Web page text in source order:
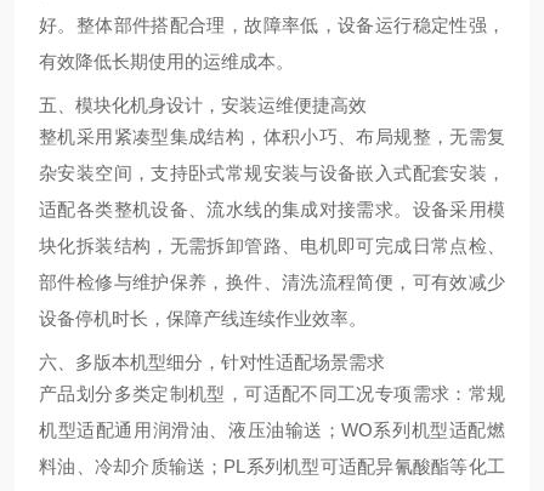
好。整体部件搭配合理，故障率低，设备运行稳定性强，
有效降低长期使用的运维成本。
五、模块化机身设计，安装运维便捷高效
整机采用紧凑型集成结构，体积小巧、布局规整，无需复
杂安装空间，支持卧式常规安装与设备嵌入式配套安装，
适配各类整机设备、流水线的集成对接需求。设备采用模
块化拆装结构，无需拆卸管路、电机即可完成日常点检、
部件检修与维护保养，换件、清洗流程简便，可有效减少
设备停机时长，保障产线连续作业效率。
六、多版本机型细分，针对性适配场景需求
产品划分多类定制机型，可适配不同工况专项需求：常规
机型适配通用润滑油、液压油输送；WO系列机型适配燃
料油、冷却介质输送；PL系列机型可适配异氰酸酯等化工